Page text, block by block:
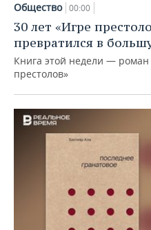
Общество 00:00
30 лет «Игре
превратился в
Книга этой недели —
престолов»